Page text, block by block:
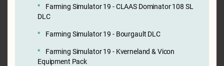
Farming Simulator 19 - CLAAS Dominator 108 SL
DLC
Farming Simulator 19 - Bourgault DLC
Farming Simulator 19 - Kverneland & Vicon
Equipment Pack